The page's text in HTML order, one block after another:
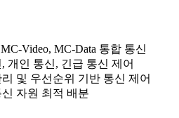
Video, MC-Data 통합 통신
개인 통신, 긴급 통신 제어
및 우선순위 기반 통신 제어
자원 최적 배분